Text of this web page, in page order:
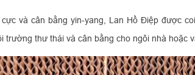
và cân bằng yin-yang, Lan Hồ Điệp được
trường thư thái và cân bằng cho ngôi nhà hoặc